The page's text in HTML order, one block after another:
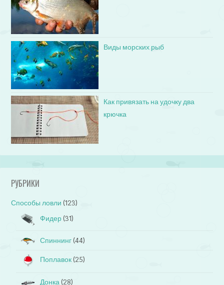
Виды морских рыб
Как привязать на удочку два
крючка
РУБРИКИ
Способы ловли (123)
Фидер (31)
Спиннинг (44)
Поплавок (25)
Донка (28)